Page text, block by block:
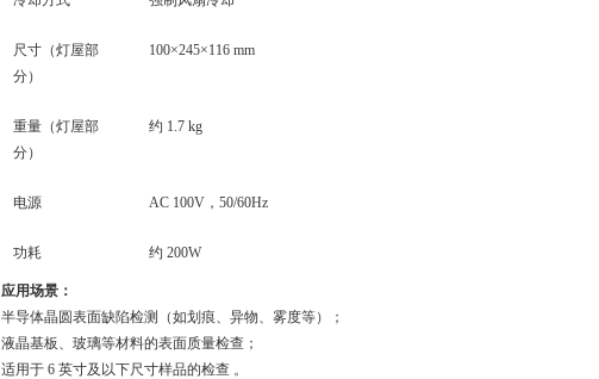
尺寸（灯屋部
分）
100×245×116 mm
重量（灯屋部
分）
约 1.7 kg
电源 AC 100V，50/60Hz
功耗 约 200W
应用场景：
半导体晶圆表面缺陷检测（如划痕、异物、雾度等）；
液晶基板、玻璃等材料的表面质量检查；
适用于 6 英寸及以下尺寸样品的检查 。